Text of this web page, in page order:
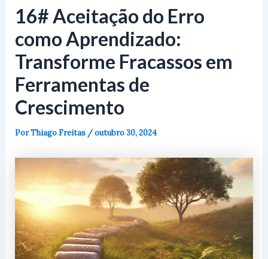
16# Aceitação do Erro
como Aprendizado:
Transforme Fracassos em
Ferramentas de
Crescimento
PorThiago Freitas /outubro 30, 2024